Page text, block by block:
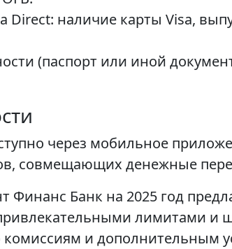
Direct: наличие карты Visa,
(паспорт или иной
через мобильное
совмещающих денежные
Финанс Банк на 2025 год
лимитами и
и дополнительным